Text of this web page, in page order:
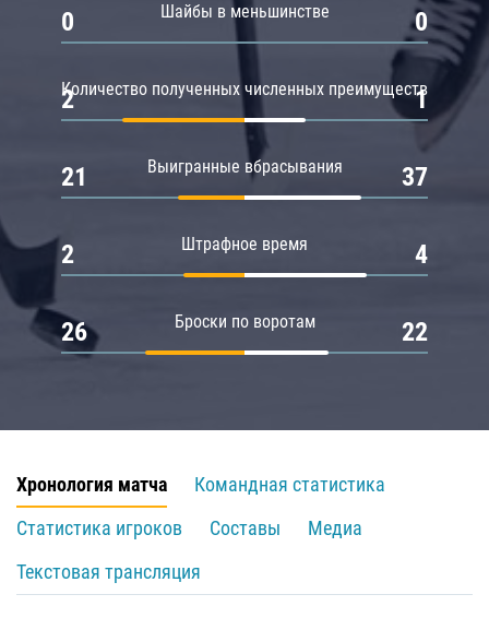
Шайбы в меньшинстве
0 0
Количество полученных численных преимуществ
2 1
Выигранные вбрасывания
21 37
Штрафное время
2 4
Броски по воротам
26 22
Хронология матча
Командная статистика
Статистика игроков
Составы
Медиа
Текстовая трансляция